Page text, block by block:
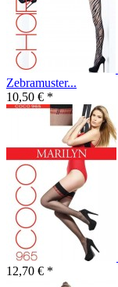
Zebramuster...
10,50 € *
12,70 € *